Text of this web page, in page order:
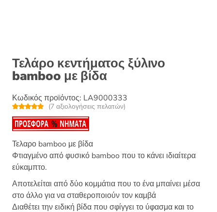
Τελάρο κεντήματος ξύλινο
bamboo με βίδα
Κωδικός προϊόντος: LA9000333
Βαθμολογή
θηκε με5.00
από 5 με
βάση
7
πελάτη
(7 αξιολογήσεις πελατών)
Τελαρο bamboo με βίδα
Φτιαγμένο από φυσικό bamboo που το κάνει ιδιαίτερα
εύκαμπτο.
Αποτελείται από δύο κομμάτια που το ένα μπαίνει μέσα
στο άλλο για να σταθεροποιούν τον καμβά
Διαθέτει την ειδική βίδα που σφίγγει το ύφασμα και το